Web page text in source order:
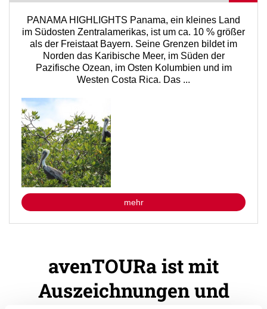
PANAMA HIGHLIGHTS Panama, ein kleines Land
im Südosten Zentralamerikas, ist um ca. 10 % größer
als der Freistaat Bayern. Seine Grenzen bildet im
Norden das Karibische Meer, im Süden der
Pazifische Ozean, im Osten Kolumbien und im
Westen Costa Rica. Das ...
mehr
avenTOURa ist mit
Auszeichnungen und